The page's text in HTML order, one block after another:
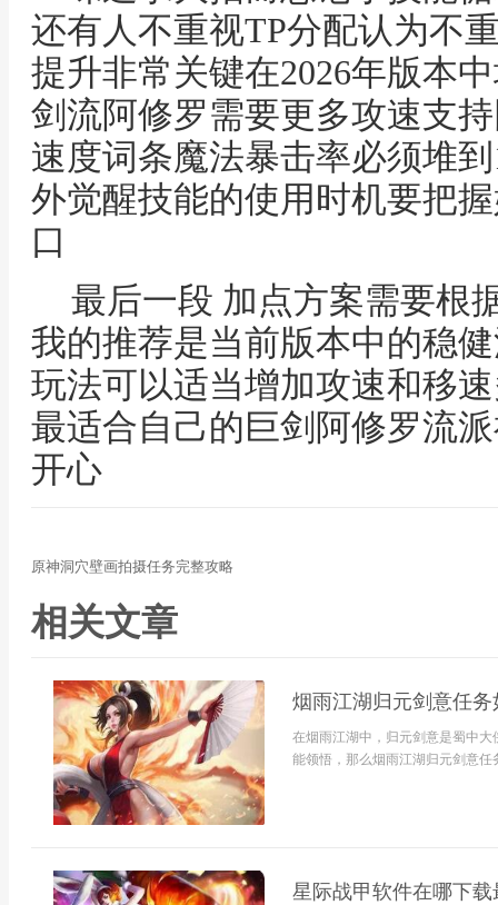
还有人不重视TP分配认为不
提升非常关键在2026年版本
剑流阿修罗需要更多攻速支
速度词条魔法暴击率必须堆
外觉醒技能的使用时机要把
口
最后一段 加点方案需要根
我的推荐是当前版本中的稳
玩法可以适当增加攻速和移
最适合自己的巨剑阿修罗流
开心
原神洞穴壁画拍摄任务完整攻略
相关文章
烟雨江湖归元剑意任
在烟雨江湖中，归元剑意是蜀中
能领悟，那么烟雨江湖归元剑意
星际战甲软件在哪下